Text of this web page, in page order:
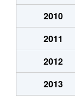
2010
2011
2012
2013